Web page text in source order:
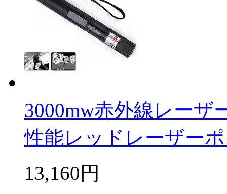
3000mw赤外線レーザ
性能レッドレーザー
13,160円